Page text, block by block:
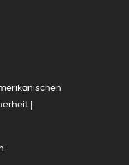
|